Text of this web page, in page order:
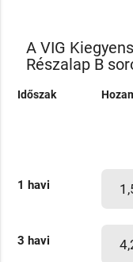
A VIG
Részalap B
Időszak
1 havi
3 havi